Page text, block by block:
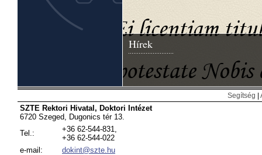
Hírek
Segítség
SZTE Rektori Hivatal, Doktori Intézet
6720 Szeged, Dugonics tér 13.
Tel.:
+36 62-544-831,
+36 62-544-022
e-mail:
dokint@szte.hu